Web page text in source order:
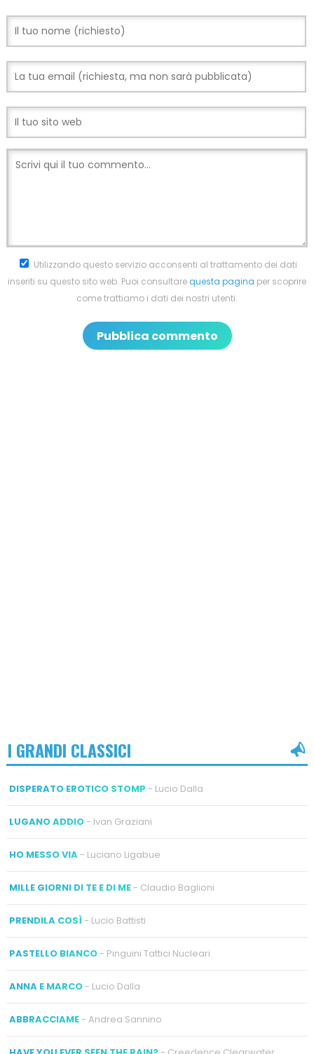
Utilizzando questo servizio acconsenti al trattamento dei dati
inseriti su questo sito web. Puoi consultarequesta pagina per scoprire
come trattiamo i dati dei nostri utenti.
I GRANDI CLASSICI
DISPERATO EROTICO STOMP - Lucio Dalla
LUGANO ADDIO- Ivan Graziani
HO MESSO VIA- Luciano Ligabue
MILLE GIORNI DI TE E DI ME- Claudio Baglioni
PRENDILA COSÌ - Lucio Battisti
PASTELLO BIANCO- Pinguini Tattici Nucleari
ANNA E MARCO- Lucio Dalla
ABBRACCIAME- Andrea Sannino